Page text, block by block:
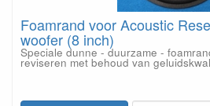
Foamrand voor Acoustic
woofer (8 inch)
Speciale dunne - duurzame -
reviseren met behoud van